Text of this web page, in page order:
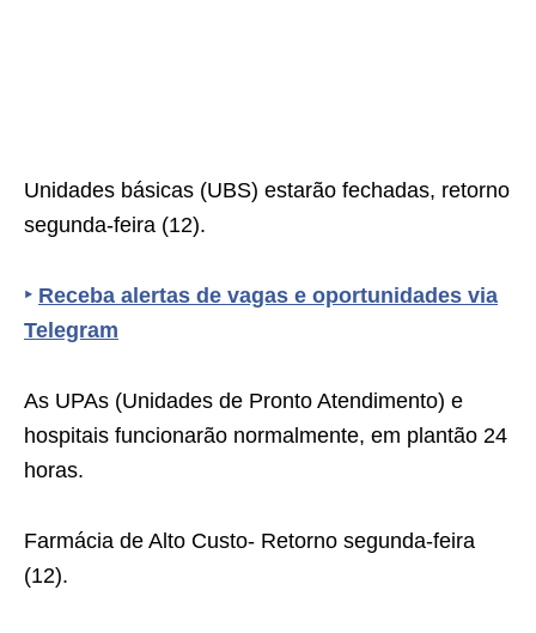
Unidades básicas (UBS) estarão fechadas, retorno
segunda-feira (12).
‣ Receba alertas de vagas e oportunidades via
Telegram
As UPAs (Unidades de Pronto Atendimento) e
hospitais funcionarão normalmente, em plantão 24
horas.
Farmácia de Alto Custo- Retorno segunda-feira
(12).